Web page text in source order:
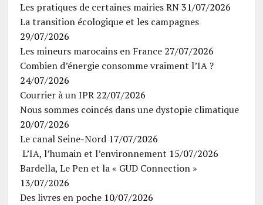
Les pratiques de certaines mairies RN 31/07/2026
La transition écologique et les campagnes
29/07/2026
Les mineurs marocains en France 27/07/2026
Combien d’énergie consomme vraiment l’IA ?
24/07/2026
Courrier à un IPR 22/07/2026
Nous sommes coincés dans une dystopie climatique
20/07/2026
Le canal Seine-Nord 17/07/2026
L’IA, l’humain et l’environnement 15/07/2026
Bardella, Le Pen et la « GUD Connection »
13/07/2026
Des livres en poche 10/07/2026